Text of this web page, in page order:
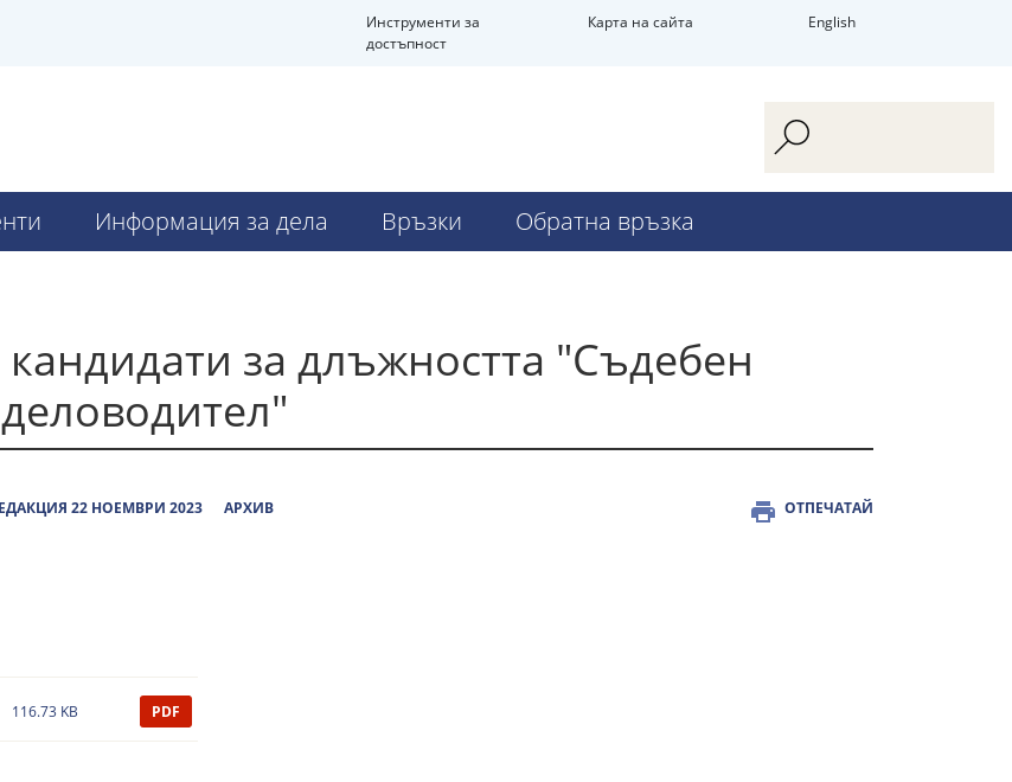
Инструменти за
достъпност
Карта на сайта English
Информация за дела Връзки Обратна връзка
за длъжността "Съдебен
22 НОЕМВРИ 2023 АРХИВ ОТПЕЧАТАЙ
116.73 KB PDF